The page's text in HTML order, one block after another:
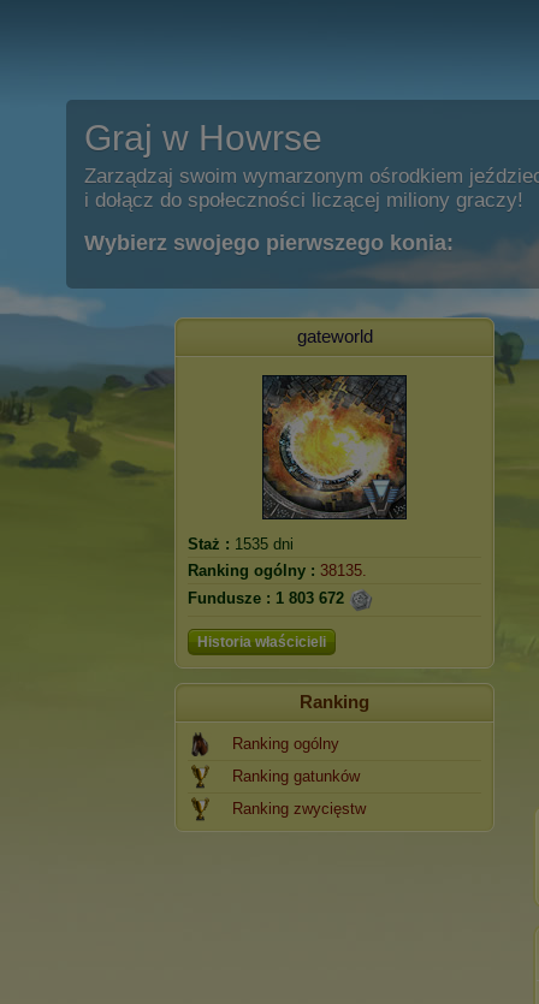
Graj w Howrse
Zarządzaj swoim wymarzonym ośrodkiem
i dołącz do społeczności liczącej miliony graczy!
Wybierz swojego pierwszego konia:
gateworld
Staż : 1535 dni
Ranking ogólny : 38135.
Fundusze : 1 803 672
Historia właścicieli
Ranking
Ranking ogólny
Ranking gatunków
Ranking zwycięstw